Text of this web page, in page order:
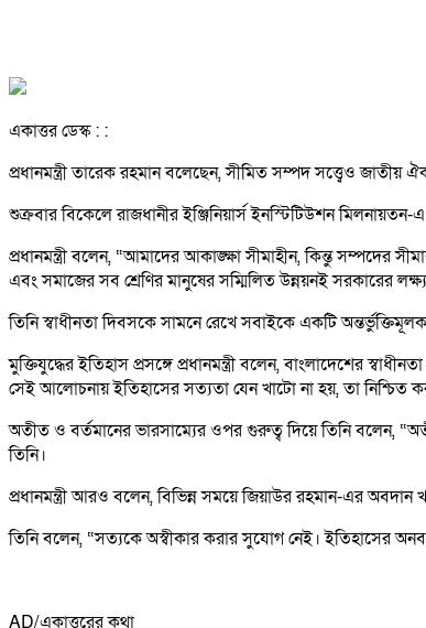
একাত্তর ডেস্ক : :
প্রধানমন্ত্রী তারেক রহমান বলেছেন, সীমিত সম্পদ সত্ত্বেও জাতীয়
শুক্রবার বিকেলে রাজধানীর ইঞ্জিনিয়ার্স ইনস্টিটিউশন
প্রধানমন্ত্রী বলেন, “আমাদের আকাঙ্ক্ষা সীমাহীন, কিন্তু সম্পদের
এবং সমাজের সব শ্রেণির মানুষের সম্মিলিত উন্নয়নই সরকারের
তিনি স্বাধীনতা দিবসকে সামনে রেখে সবাইকে একটি
মুক্তিযুদ্ধের ইতিহাস প্রসঙ্গে প্রধানমন্ত্রী বলেন, বাংলাদেশের
সেই আলোচনায় ইতিহাসের সত্যতা যেন খাটো না হয়, তা নিশ্চিত
অতীত ও বর্তমানের ভারসাম্যের ওপর গুরুত্ব দিয়ে তিনি বলেন,
তিনি।
প্রধানমন্ত্রী আরও বলেন, বিভিন্ন সময়ে জিয়াউর রহমান-এর অবদান
তিনি বলেন, “সত্যকে অস্বীকার করার সুযোগ নেই। ইতিহাসের
AD/একাত্তরের কথা